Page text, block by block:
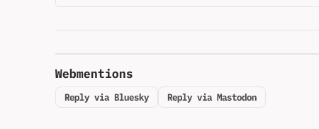
Webmentions
Reply via Bluesky Reply via Mastodon